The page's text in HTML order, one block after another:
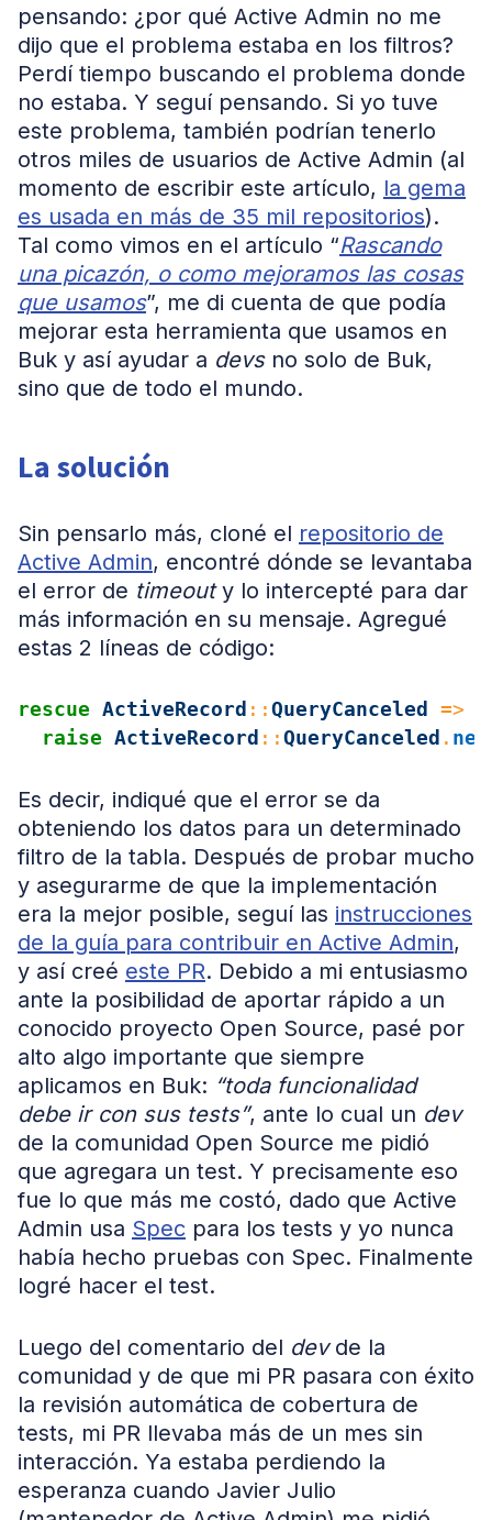
pensando: ¿por qué Active Admin no me
dijo que el problema estaba en los filtros?
Perdí tiempo buscando el problema donde
no estaba. Y seguí pensando. Si yo tuve
este problema, también podrían tenerlo
otros miles de usuarios de Active Admin (al
momento de escribir este artículo, la gema
es usada en más de 35 mil repositorios).
Tal como vimos en el artículo “Rascando
una picazón, o como mejoramos las cosas
que usamos”, me di cuenta de que podía
mejorar esta herramienta que usamos en
Buk y así ayudar a devsno solo de Buk,
sino que de todo el mundo.
La solución
Sin pensarlo más, cloné el repositorio de
Active Admin, encontré dónde se levantaba
el error de timeouty lo intercepté para dar
más información en su mensaje. Agregué
estas 2 líneas de código:
rescue ActiveRecord :: QueryCanceled =>
raise ActiveRecord :: QueryCanceled . new
Es decir, indiqué que el error se da
obteniendo los datos para un determinado
filtro de la tabla. Después de probar mucho
y asegurarme de que la implementación
era la mejor posible, seguí las instrucciones
de la guía para contribuir en Active Admin,
y así creé este PR. Debido a mi entusiasmo
ante la posibilidad de aportar rápido a un
conocido proyecto Open Source, pasé por
alto algo importante que siempre
aplicamos en Buk: “toda funcionalidad
debe ir con sus tests”, ante lo cual un dev
de la comunidad Open Source me pidió
que agregara un test. Y precisamente eso
fue lo que más me costó, dado que Active
Admin usa Spec para los tests y yo nunca
había hecho pruebas con Spec. Finalmente
logré hacer el test.
Luego del comentario del devde la
comunidad y de que mi PR pasara con éxito
la revisión automática de cobertura de
tests, mi PR llevaba más de un mes sin
interacción. Ya estaba perdiendo la
esperanza cuando Javier Julio